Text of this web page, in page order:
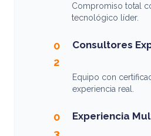
Compromiso total
tecnológico líder.
0
2
Consultores
Equipo con
experiencia real.
0
3
Experiencia